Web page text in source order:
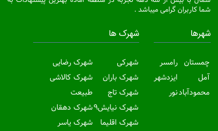
شما کاربران گرامی میباشد .
شهرها
چمستان
آمل
محمودآباد
رامسر
ایزدشهر
نور
شهرک ها
شهرکی
شهرک باران
شهرک تاج
شهرک نیایش9
شهرک اقلیما
شهرک رضایی
شهرک کالاشی
طبیعت
شهرک دهقان
شهرک یاسر